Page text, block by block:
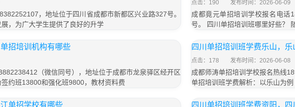
，地址位于四川省成都市新都区兴业路327号。
，为广大学生提供了良好的升学
点击：190 发布时间：2026-06-09
成都竟元单招培训学校报名电话
号。 四川单招培训班哪里好些？
招培训机构有哪些
（微信同号），地址位于成都市龙泉驿区经开区
约班13800和强化班9800，教材资料费
四川单招培训班学费乐山，
点击：178 发布时间：2026-06-08
成都师涛单招培训学校报名热线
单招培训班学费解析：以乐山为
单招学校有哪些 四川单招培训班学费资阳，